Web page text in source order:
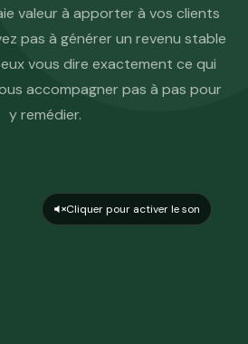
valeur à apporter à vos clients
pas à générer un revenu stable
vous dire exactement ce qui
accompagner pas à pas pour
y remédier.
Cliquer pour activer le son